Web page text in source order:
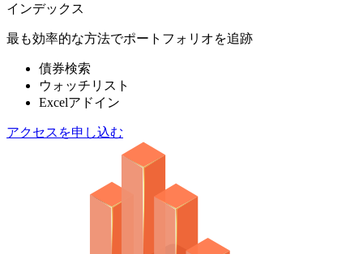
インデックス
最も効率的な方法でポートフォリオを追跡
債券検索
ウォッチリスト
Excelアドイン
アクセスを申し込む